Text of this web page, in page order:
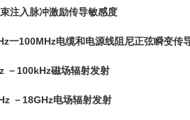
注入脉冲激励传导敏感度
一100MHz电缆和电源线阻尼正弦瞬变传
－100kHz磁场辐射发射
－18GHz电场辐射发射